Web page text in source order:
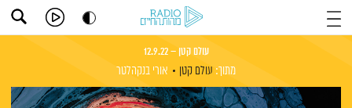
עולם קטן – 12.9.22
מתוך: עולם קטן אורי בנקהלטר